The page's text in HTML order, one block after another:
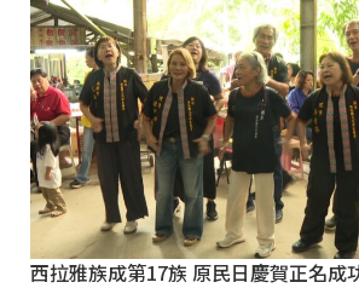
西拉雅族成第17族 原民日慶賀正名成